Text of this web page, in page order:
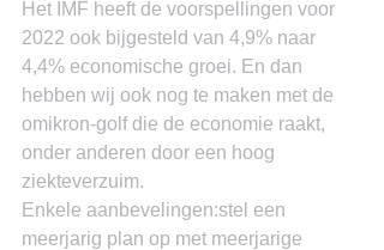
Het IMF heeft de voorspellingen voor
2022 ook bijgesteld van 4,9% naar
4,4% economische groei. En dan
hebben wij ook nog te maken met de
omikron-golf die de economie raakt,
onder anderen door een hoog
ziekteverzuim.
Enkele aanbevelingen:stel een
meerjarig plan op met meerjarige